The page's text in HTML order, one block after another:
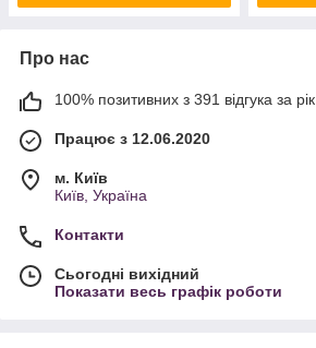
Про нас
100% позитивних з 391 відгука за рік
Працює з 12.06.2020
м. Київ
Київ, Україна
Контакти
Сьогодні вихідний
Показати весь графік роботи